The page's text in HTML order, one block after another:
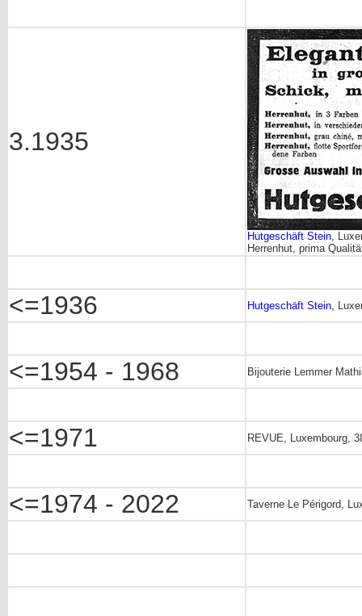
3.1935
Hutgeschäft Stein,
Herrenhut, prima
<=1936 Hutgeschäft Stein,
<=1954 - 1968 Bijouterie Lemmer
<=1971 REVUE, Luxembourg,
<=1974 - 2022 Taverne Le Périgord,